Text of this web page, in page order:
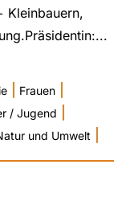
Kleinbauern,
Frauen
/ Jugend
und Umwelt